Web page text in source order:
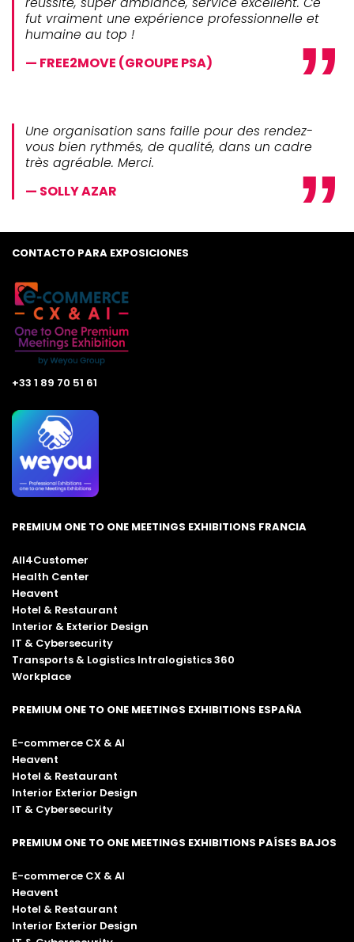
fut vraiment une expérience professionnelle et
humaine au top !
FREE2MOVE (GROUPE PSA)
Une organisation sans faille pour des rendez-
vous bien rythmés, de qualité, dans un cadre
très agréable. Merci.
SOLLY AZAR
CONTACTO PARA EXPOSICIONES
+33 1 89 70 51 61
PREMIUM ONE TO ONE MEETINGS EXHIBITIONS FRANCIA
All4Customer
Health Center
Heavent
Hotel & Restaurant
Interior & Exterior Design
IT & Cybersecurity
Transports & Logistics Intralogistics 360
Workplace
PREMIUM ONE TO ONE MEETINGS EXHIBITIONS ESPAÑA
E-commerce CX & AI
Heavent
Hotel & Restaurant
Interior Exterior Design
IT & Cybersecurity
PREMIUM ONE TO ONE MEETINGS EXHIBITIONS PAÍSES BAJOS
E-commerce CX & AI
Heavent
Hotel & Restaurant
Interior Exterior Design